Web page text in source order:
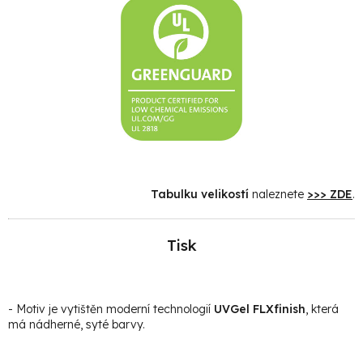
Tabulku velikostí naleznete >>> ZDE.
Tisk
- Motiv je vytištěn moderní technologií UVGel FLXfinish, která
má nádherné, syté barvy.